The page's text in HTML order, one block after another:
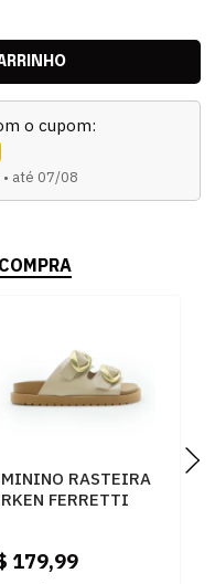
o cupom:
• até 07/08
RASTEIRA
FERRETTI
179,99